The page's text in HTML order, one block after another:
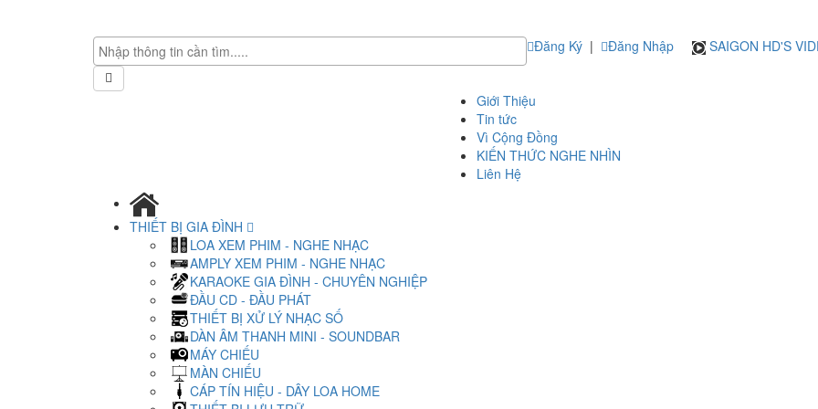
Đăng Ký | Đăng Nhập SAIGON HD'S
Giới Thiệu
Tin tức
Vì Cộng Đồng
KIẾN THỨC NGHE NHÌN
Liên Hệ
THIẾT BỊ GIA ĐÌNH
LOA XEM PHIM - NGHE NHẠC
AMPLY XEM PHIM - NGHE NHẠC
KARAOKE GIA ĐÌNH - CHUYÊN NGHIỆP
ĐẦU CD - ĐẦU PHÁT
THIẾT BỊ XỬ LÝ NHẠC SỐ
DÀN ÂM THANH MINI - SOUNDBAR
MÁY CHIẾU
MÀN CHIẾU
CÁP TÍN HIỆU - DÂY LOA HOME